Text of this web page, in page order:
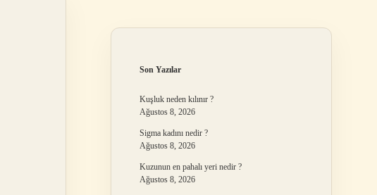
Son Yazılar
Kuşluk neden kılınır ?
Ağustos 8, 2026
Sigma kadını nedir ?
Ağustos 8, 2026
Kuzunun en pahalı yeri nedir ?
Ağustos 8, 2026